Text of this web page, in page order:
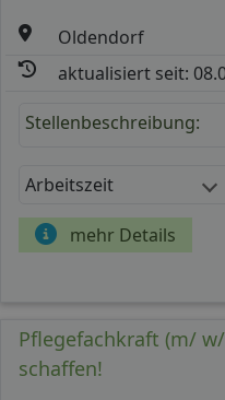
Oldendorf
aktualisiert seit:
Stellenbeschreibung:
Arbeitszeit
mehr Details
Pflegefachkraft (m/
schaffen!